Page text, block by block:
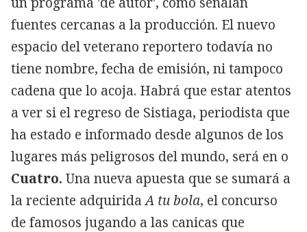
fuentes cercanas a la producción. El nuevo
espacio del veterano reportero todavía no
tiene nombre, fecha de emisión, ni tampoco
cadena que lo acoja. Habrá que estar atentos
a ver si el regreso de Sistiaga, periodista que
ha estado e informado desde algunos de los
lugares más peligrosos del mundo, será en o
Cuatro. Una nueva apuesta que se sumará a
la reciente adquiridaA tu bola, el concurso
de famosos jugando a las canicas que